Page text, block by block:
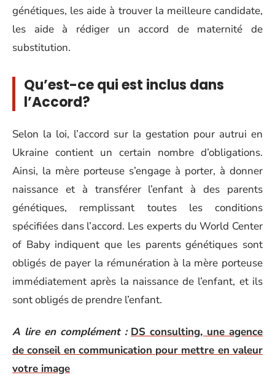
génétiques, les aide à trouver la meilleure candidate,
les aide à rédiger un accord de maternité de
substitution.
Qu’est-ce qui est inclus dans
l’Accord?
Selon la loi, l’accord sur la gestation pour autrui en
Ukraine contient un certain nombre d’obligations.
Ainsi, la mère porteuse s’engage à porter, à donner
naissance et à transférer l’enfant à des parents
génétiques, remplissant toutes les conditions
spécifiées dans l’accord. Les experts du World Center
of Baby indiquent que les parents génétiques sont
obligés de payer la rémunération à la mère porteuse
immédiatement après la naissance de l’enfant, et ils
sont obligés de prendre l’enfant.
A lire en complément : DS consulting, une agence
de conseil en communication pour mettre en valeur
votre image